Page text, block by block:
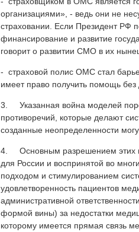
организациями», - ведь они не
страховании. Если Президент РФ
финансирование и развитие
говорит о развитии СМО в их
- страховой полис ОМС стал
имеет право получить помощь
3. Указанная война моделей
противоречий, которые делают
созданные неопределенности
4. Основным разрешением этих
для России и воспринятой во
подходом и стимулированием
удовлетворенность пациентов
административной
формой вины) за недостатки
которому имеется прямая связь